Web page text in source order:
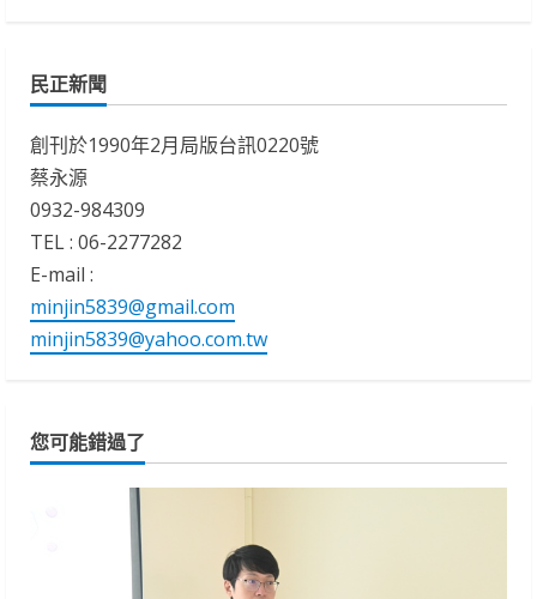
民正新聞
創刊於1990年2月局版台訊0220號
蔡永源
0932-984309
TEL : 06-2277282
E-mail :
minjin5839@gmail.com
minjin5839@yahoo.com.tw
您可能錯過了